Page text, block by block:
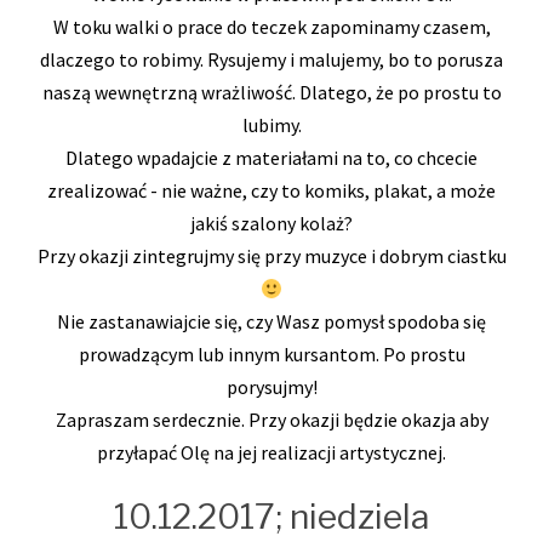
W toku walki o prace do teczek zapominamy czasem,
dlaczego to robimy. Rysujemy i malujemy, bo to porusza
naszą wewnętrzną wrażliwość. Dlatego, że po prostu to
lubimy.
Dlatego wpadajcie z materiałami na to, co chcecie
zrealizować - nie ważne, czy to komiks, plakat, a może
jakiś szalony kolaż?
Przy okazji zintegrujmy się przy muzyce i dobrym ciastku
Nie zastanawiajcie się, czy Wasz pomysł spodoba się
prowadzącym lub innym kursantom. Po prostu
porysujmy!
Zapraszam serdecznie. Przy okazji będzie okazja aby
przyłapać Olę na jej realizacji artystycznej.
10.12.2017; niedziela